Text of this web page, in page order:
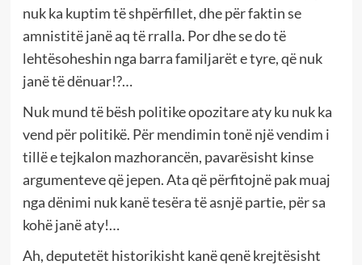
nuk ka kuptim të shpërfillet, dhe për faktin se
amnistitë janë aq të rralla. Por dhe se do të
lehtësoheshin nga barra familjarët e tyre, që nuk
janë të dënuar!?…
Nuk mund të bësh politike opozitare aty ku nuk ka
vend për politikë. Për mendimin tonë një vendim i
tillë e tejkalon mazhorancën, pavarësisht kinse
argumenteve që jepen. Ata që përfitojnë pak muaj
nga dënimi nuk kanë tesëra të asnjë partie, për sa
kohë janë aty!…
Ah, deputetët historikisht kanë qenë krejtësisht